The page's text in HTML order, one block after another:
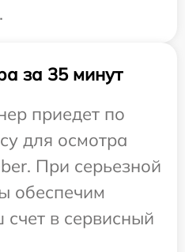
за 35 минут
приедет по
для осмотра
При серьезной
обеспечим
в сервисный